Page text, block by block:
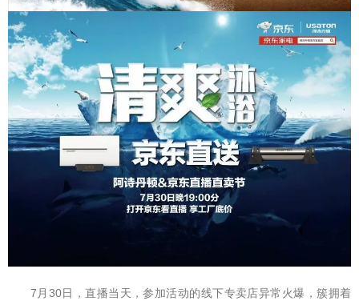
7月30日，直播当天，参加活动的线下专卖店异常火爆，簇拥着